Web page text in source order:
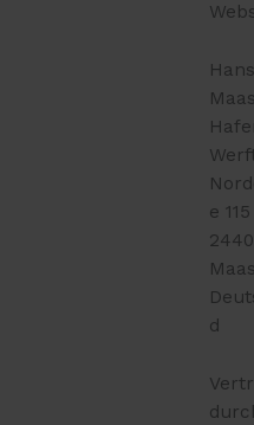
e 115
d